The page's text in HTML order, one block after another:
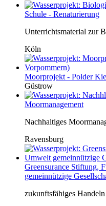
Schule - Renaturierung
Unterrichtsmaterial zur
Köln
Moorprojekt - Polder
Güstrow
Moormanagement
Nachhaltiges
Ravensburg
Greensurance Stiftung,
gemeinnützige
zukunftsfähiges